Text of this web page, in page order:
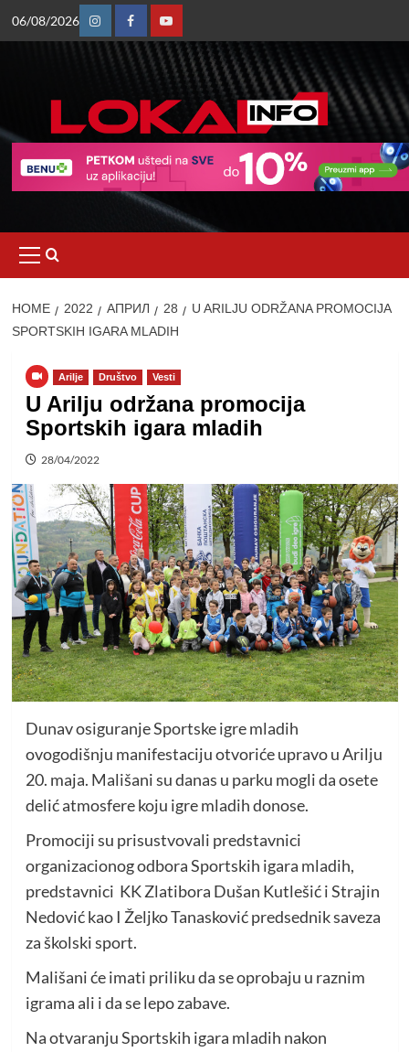
06/08/2026
InstagramFacebookYoutube
Menu
HOME 2022 АПРИЛ 28
U ARILJU ODRŽANA PROMOCIJA
SPORTSKIH IGARA MLADIH
Arilje Društvo Vesti
U Arilju održana promocija
Sportskih igara mladih
28/04/2022
Dunav osiguranje Sportske igre mladih
ovogodišnju manifestaciju otvoriće upravo u Arilju
20. maja. Mališani su danas u parku mogli da osete
delić atmosfere koju igre mladih donose.
Promociji su prisustvovali predstavnici
organizacionog odbora Sportskih igara mladih,
predstavnici KK Zlatibora Dušan Kutlešić i Strajin
Nedović kao I Željko Tanasković predsednik saveza
za školski sport.
Mališani će imati priliku da se oprobaju u raznim
igrama ali i da se lepo zabave.
Na otvaranju Sportskih igara mladih nakon